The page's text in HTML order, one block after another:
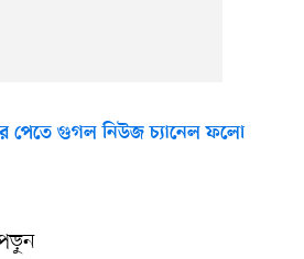
পেতে গুগল নিউজ চ্যানেল ফলো